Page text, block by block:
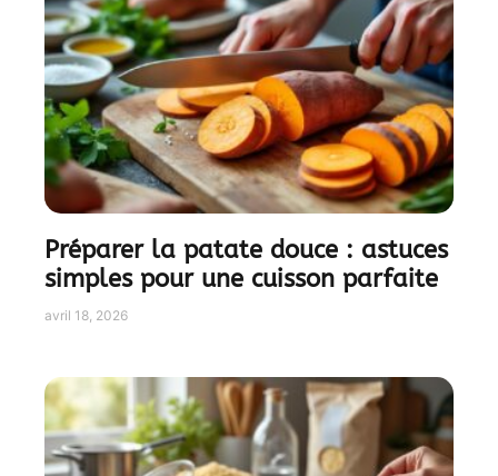
Préparer la patate douce : astuces
simples pour une cuisson parfaite
avril 18, 2026